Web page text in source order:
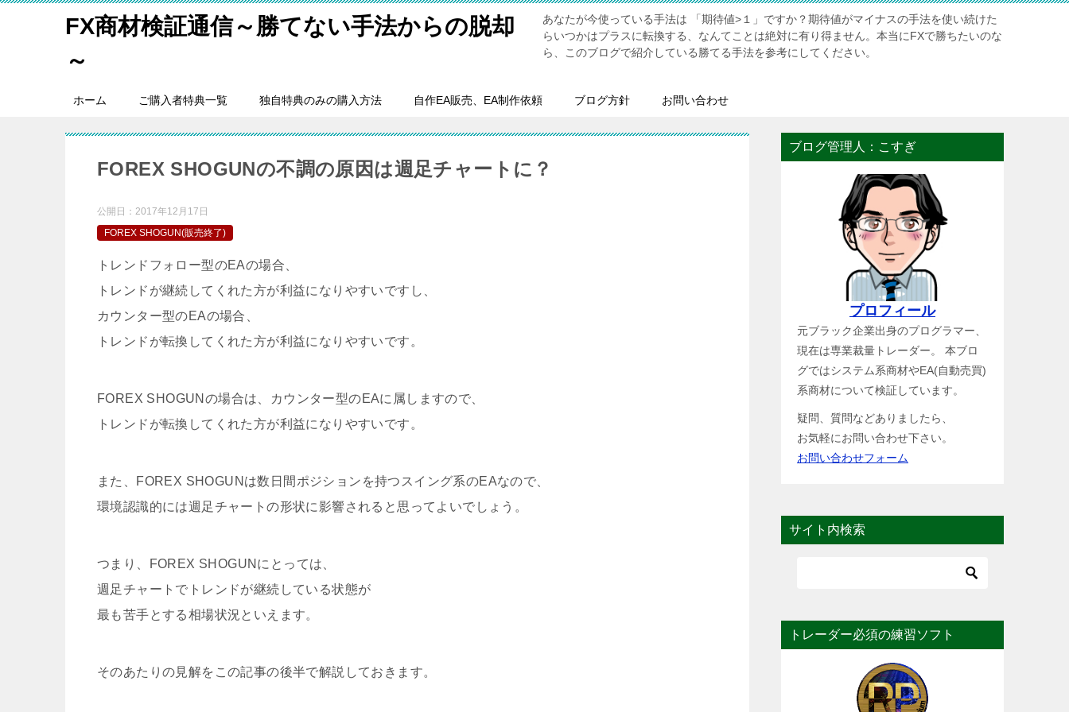
FX商材検証通信～勝てない手法からの脱却
～
あなたが今使っている手法は 「期待値>１」ですか？期待値がマイナスの手法を使い続けた
らいつかはプラスに転換する、なんてことは絶対に有り得ません。本当にFXで勝ちたいのな
ら、このブログで紹介している勝てる手法を参考にしてください。
ホーム ご購入者特典一覧 独自特典のみの購入方法 自作EA販売、EA制作依頼 ブログ方針 お問い合わせ
FOREX SHOGUNの不調の原因は週足チャートに？
公開日： 2017年12月17日
FOREX SHOGUN(販売終了)
トレンドフォロー型のEAの場合、
トレンドが継続してくれた方が利益になりやすいですし、
カウンター型のEAの場合、
トレンドが転換してくれた方が利益になりやすいです。
FOREX SHOGUNの場合は、カウンター型のEAに属しますので、
トレンドが転換してくれた方が利益になりやすいです。
また、FOREX SHOGUNは数日間ポジションを持つスイング系のEAなので、
環境認識的には週足チャートの形状に影響されると思ってよいでしょう。
つまり、FOREX SHOGUNにとっては、
週足チャートでトレンドが継続している状態が
最も苦手とする相場状況といえます。
そのあたりの見解をこの記事の後半で解説しておきます。
ブログ管理人：こすぎ
プロフィール
元ブラック企業出身のプログラマー、
現在は専業裁量トレーダー。 本ブロ
グではシステム系商材やEA(自動売買)
系商材について検証しています。
疑問、質問などありましたら、
お気軽にお問い合わせ下さい。
お問い合わせフォーム
サイト内検索
トレーダー必須の練習ソフト